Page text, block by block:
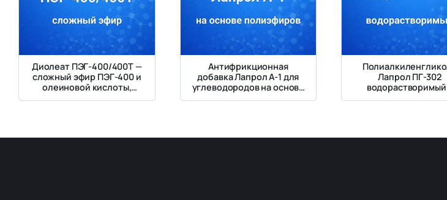
Диолеат ПЭГ-400/400Т —
сложный эфир ПЭГ-400 и
олеиновой кислоты,
эмульгатор и смазочная
Антифрикционная
добавка Лапрол А-1 для
углеводородов на основе
простых полиэфиров
Лапрол ПГ-302
водорастворимый
температурой